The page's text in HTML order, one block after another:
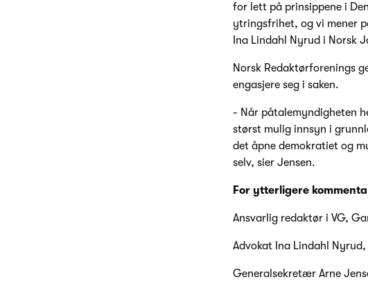
for lett på prinsippene i
ytringsfrihet, og vi mener
Ina Lindahl Nyrud i Norsk
Norsk Redaktørforenings
engasjere seg i saken.
- Når påtalemyndigheten
størst mulig innsyn i
det åpne demokratiet og
selv, sier Jensen.
For ytterligere
Ansvarlig redaktør i VG,
Advokat Ina Lindahl
Generalsekretær Arne